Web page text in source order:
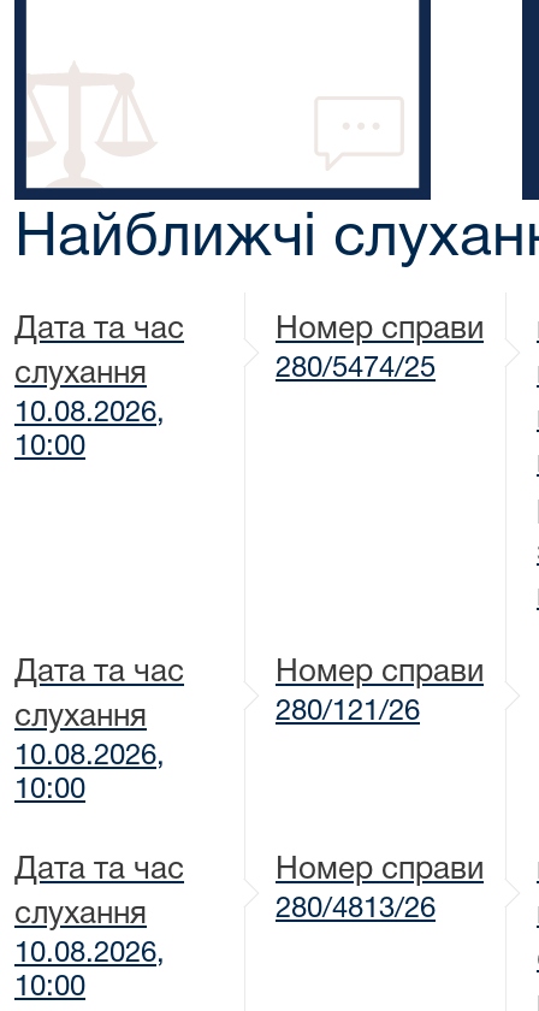
Найближчі
Дата та час
слухання
10.08.2026,
10:00
Номер справи
280/5474/25
Дата та час
слухання
10.08.2026,
10:00
Номер справи
280/121/26
Дата та час
слухання
10.08.2026,
10:00
Номер справи
280/4813/26